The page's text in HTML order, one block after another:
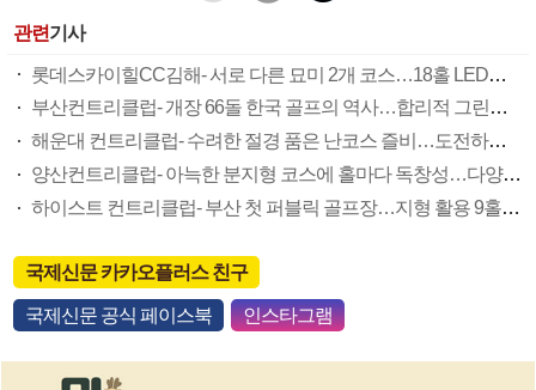
관련기사
롯데스카이힐CC김해- 서로 다른 묘미 2개 코스…18홀 LED조명으로 야간라운딩도 굿
부산컨트리클럽- 개장 66돌 한국 골프의 역사…합리적 그린피 등 회원중심의 명문클럽
해운대 컨트리클럽- 수려한 절경 품은 난코스 즐비…도전하는 골퍼들의 성지로 ‘각광’
양산컨트리클럽- 아늑한 분지형 코스에 홀마다 독창성…다양한 이벤트도 인기몰이
하이스트 컨트리클럽- 부산 첫 퍼블릭 골프장…지형 활용 9홀 각기 다른 전략 짜는 재미
국제신문 카카오플러스 친구
국제신문 공식 페이스북 인스타그램